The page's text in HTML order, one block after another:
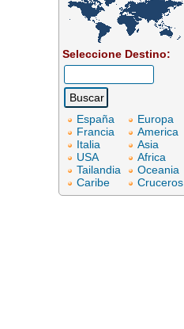
Seleccione Destino:
España
Francia
Italia
USA
Tailandia
Caribe
Europa
America
Asia
Africa
Oceania
Cruceros